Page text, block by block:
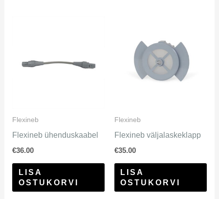
Flexineb
Flexineb ühenduskaabel
€36.00
LISA
OSTUKORVI
Flexineb
Flexineb väljalaskeklapp
€35.00
LISA
OSTUKORVI